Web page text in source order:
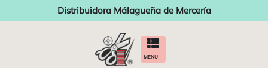
Distribuidora Málagueña de Mercería
MENU